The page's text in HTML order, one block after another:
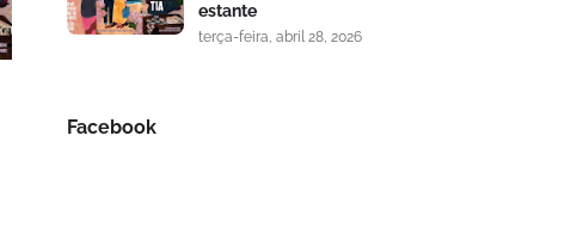
estante
terça-feira, abril 28, 2026
Facebook